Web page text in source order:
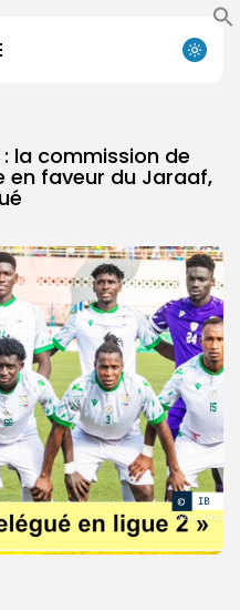
Search
: la commission de
en faveur du Jaraaf,